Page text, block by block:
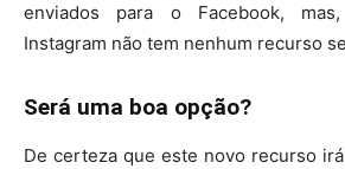
enviados para o Facebook,
Instagram não tem nenhum recurso
Será uma boa opção?
De certeza que este novo recurso